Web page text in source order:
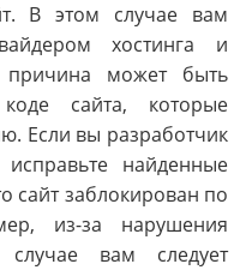
В этом случае вам
хостинга и
причина может быть
сайта, которые
Если вы разработчик
найденные
сайт заблокирован по
из-за нарушения
вам следует